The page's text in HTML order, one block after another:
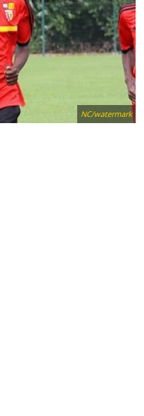
NC/watermark